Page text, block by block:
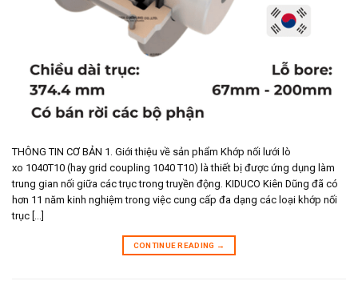
THÔNG TIN CƠ BẢN 1. Giới thiệu về sản phẩm Khớp nối lưới lò
xo 1040T10 (hay grid coupling 1040 T10) là thiết bị được ứng dụng làm
trung gian nối giữa các trục trong truyền động. KIDUCO Kiên Dũng đã có
hơn 11 năm kinh nghiệm trong việc cung cấp đa dạng các loại khớp nối
trục […]
CONTINUE READING →